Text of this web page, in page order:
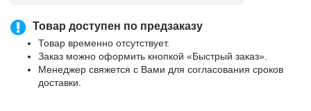
Товар доступен по предзаказу
Товар временно отсутствует.
Заказ можно оформить кнопкой «Быстрый заказ».
Менеджер свяжется с Вами для согласования сроков
доставки.